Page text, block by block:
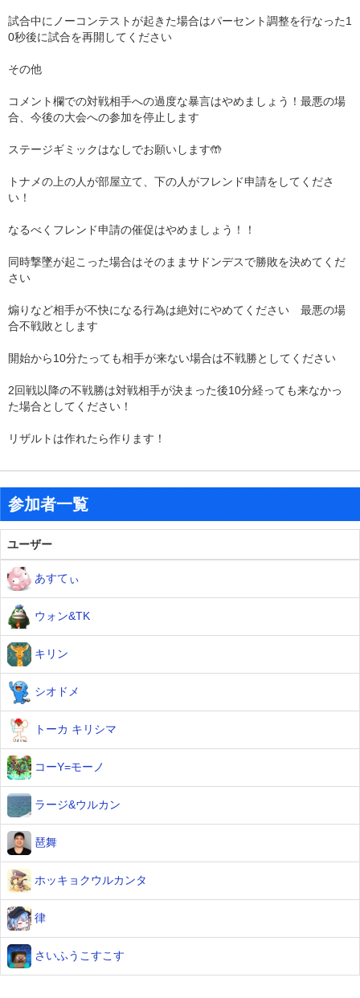
試合中にノーコンテストが起きた場合はパーセント調整を行なった1
0秒後に試合を再開してください
その他
コメント欄での対戦相手への過度な暴言はやめましょう！最悪の場
合、今後の大会への参加を停止します
ステージギミックはなしでお願いします🤲
トナメの上の人が部屋立て、下の人がフレンド申請をしてくださ
い！
なるべくフレンド申請の催促はやめましょう！！
同時撃墜が起こった場合はそのままサドンデスで勝敗を決めてくだ
さい
煽りなど相手が不快になる行為は絶対にやめてください 最悪の場
合不戦敗とします
開始から10分たっても相手が来ない場合は不戦勝としてください
2回戦以降の不戦勝は対戦相手が決まった後10分経っても来なかっ
た場合としてください！
リザルトは作れたら作ります！
参加者一覧
ユーザー
あすてぃ
ウォン&TK
キリン
シオドメ
トーカ キリシマ
コーY=モーノ
ラージ&ウルカン
琶舞
ホッキョクウルカンタ
律
さいふうこすこす